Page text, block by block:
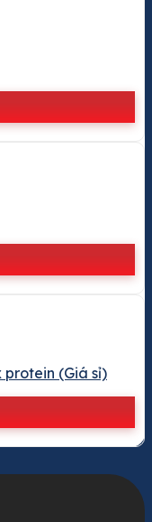
(Giá sỉ)